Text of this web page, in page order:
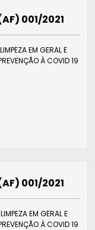
001/2021
EM GERAL E
À COVID 19
001/2021
EM GERAL E
À COVID 19